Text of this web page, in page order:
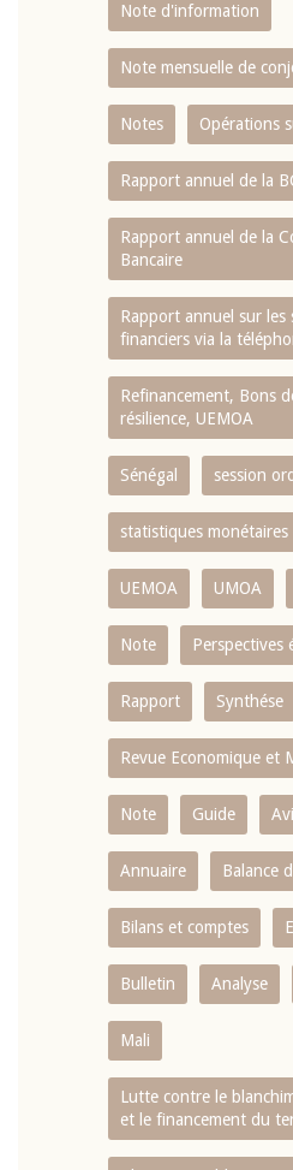
Note d'information
Note mensuelle de
Notes Opérations
Rapport annuel de la
Rapport annuel de la
Bancaire
Rapport annuel sur les
financiers via la
Refinancement, Bons
résilience, UEMOA
Sénégal session
statistiques
UEMOA UMOA
Note Perspectives
Rapport Synthése
Revue Economique et
Note Guide
Annuaire Balance
Bilans et comptes
Bulletin Analyse
Mali
Lutte contre le
et le financement du